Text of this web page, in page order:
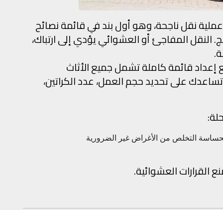
نقل ناجحة، وهو أول بند في قائمة نصائح
النقل المفاجئ أو العشوائي يؤدي إلى ارتباك،
إعداد قائمة كاملة تشمل جميع الأثاث
على تحديد حجم العمل، عدد الكراتين،
التخلص من الأغراض غير الضرورية
القرارات العشوائية.